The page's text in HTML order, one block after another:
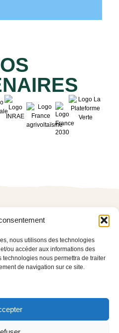
nous utilisons des technologies
ou accéder aux informations des
nous permettra de traiter
de navigation sur ce site.
Ombrières
agrivoltaïques
Agrivoltaïsme :
les bonnes
pratiques
© 2024 Electricité
Contact
d’Azur
Plan du site